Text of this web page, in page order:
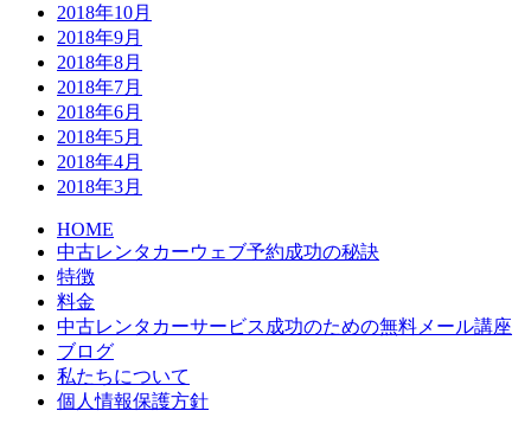
2018年10月
2018年9月
2018年8月
2018年7月
2018年6月
2018年5月
2018年4月
2018年3月
HOME
中古レンタカーウェブ予約成功の秘訣
特徴
料金
中古レンタカーサービス成功のための無料メール講座
ブログ
私たちについて
個人情報保護方針